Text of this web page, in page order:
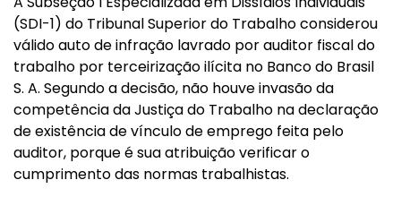
(SDI-1) do Tribunal Superior do Trabalho considerou
válido auto de infração lavrado por auditor fiscal do
trabalho por terceirização ilícita no Banco do Brasil
S. A. Segundo a decisão, não houve invasão da
competência da Justiça do Trabalho na declaração
de existência de vínculo de emprego feita pelo
auditor, porque é sua atribuição verificar o
cumprimento das normas trabalhistas.